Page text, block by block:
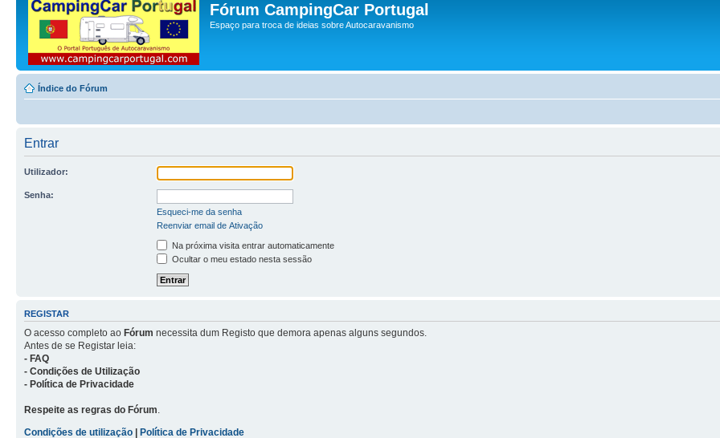
Fórum CampingCar Portugal
Espaço para troca de ideias sobre Autocaravanismo
Índice do Fórum
Entrar
Utilizador:
Senha:
Esqueci-me da senha
Reenviar email de Ativação
Na próxima visita entrar automaticamente
Ocultar o meu estado nesta sessão
REGISTAR
O acesso completo ao Fórum necessita dum Registo que demora apenas alguns segundos.
Antes de se Registar leia:
- FAQ
- Condições de Utilização
- Política de Privacidade
Respeite as regras do Fórum
Condições de utilização | Política de Privacidade